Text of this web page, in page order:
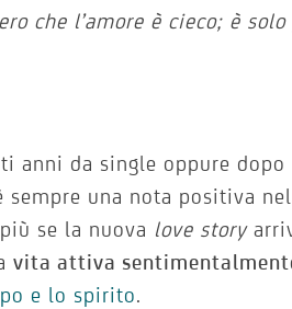
che l’amore è cieco; è
anni da single oppure
sempre una nota positiva
se la nuova love story
vita attiva
e lo spirito.